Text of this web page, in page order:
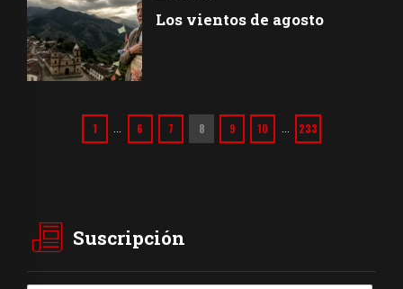
Los vientos de agosto
1 … 6 7 8 9 10 … 233
Suscripción